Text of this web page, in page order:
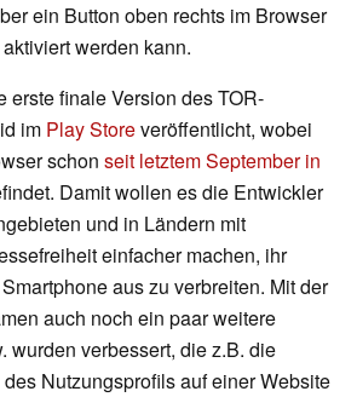
ein Button oben rechts im Browser
werden kann.
erste finale Version des TOR-
im Play Storeveröffentlicht, wobei
schon seit letztem September in
Damit wollen es die Entwickler
und in Ländern mit
einfacher machen, ihr
aus zu verbreiten. Mit der
auch noch ein paar weitere
wurden verbessert, die z.B. die
Nutzungsprofils auf einer Website